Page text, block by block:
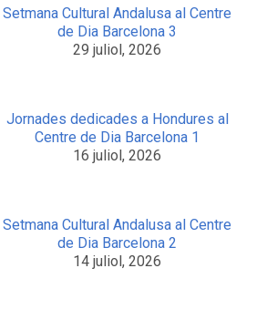
Setmana Cultural Andalusa al Centre
de Dia Barcelona 3
29 juliol, 2026
Jornades dedicades a Hondures al
Centre de Dia Barcelona 1
16 juliol, 2026
Setmana Cultural Andalusa al Centre
de Dia Barcelona 2
14 juliol, 2026